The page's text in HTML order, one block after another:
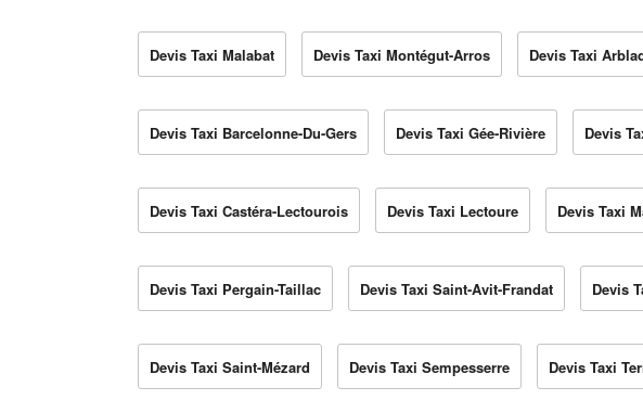
Devis Taxi Malabat Devis Taxi Montégut-Arros Devis Taxi
Devis Taxi Barcelonne-Du-Gers Devis Taxi Gée-Rivière Devis
Devis Taxi Castéra-Lectourois Devis Taxi Lectoure Devis Taxi
Devis Taxi Pergain-Taillac Devis Taxi Saint-Avit-Frandat Devis
Devis Taxi Saint-Mézard Devis Taxi Sempesserre Devis Taxi